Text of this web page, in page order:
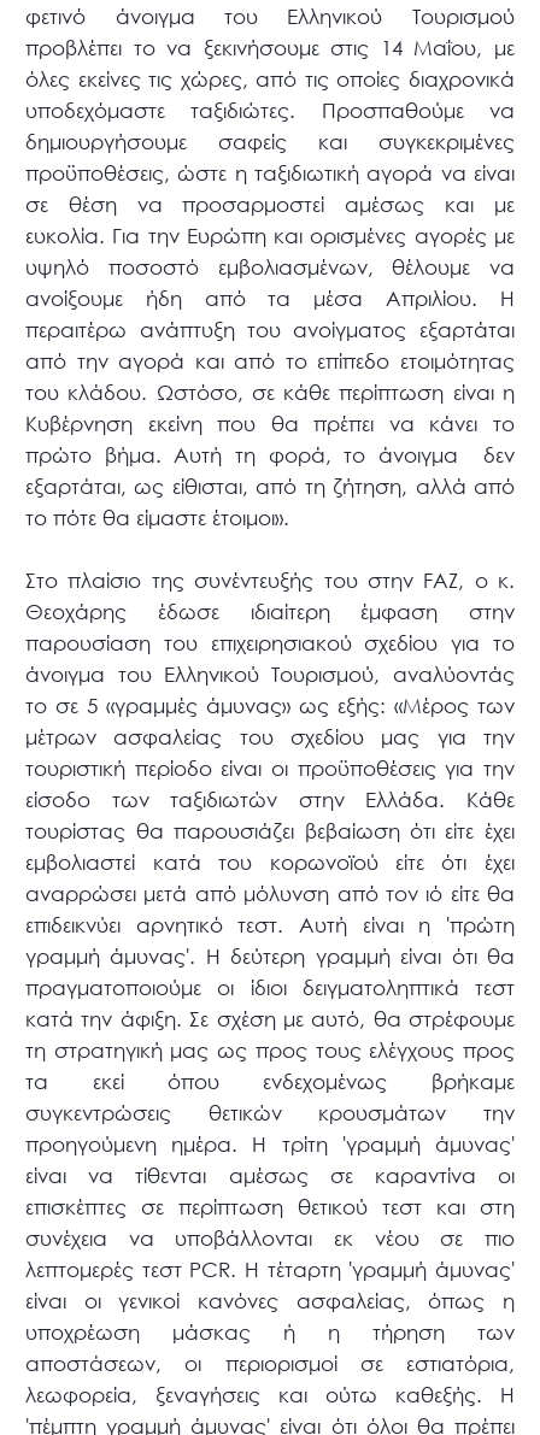
φετινό άνοιγμα του Ελληνικού Τουρισμού
προβλέπει το να ξεκινήσουμε στις 14 Μαΐου, με
όλες εκείνες τις χώρες, από τις οποίες διαχρονικά
υποδεχόμαστε ταξιδιώτες. Προσπαθούμε να
δημιουργήσουμε σαφείς και συγκεκριμένες
προϋποθέσεις, ώστε η ταξιδιωτική αγορά να είναι
σε θέση να προσαρμοστεί αμέσως και με
ευκολία. Για την Ευρώπη και ορισμένες αγορές με
υψηλό ποσοστό εμβολιασμένων, θέλουμε να
ανοίξουμε ήδη από τα μέσα Απριλίου. Η
περαιτέρω ανάπτυξη του ανοίγματος εξαρτάται
από την αγορά και από το επίπεδο ετοιμότητας
του κλάδου. Ωστόσο, σε κάθε περίπτωση είναι η
Κυβέρνηση εκείνη που θα πρέπει να κάνει το
πρώτο βήμα. Αυτή τη φορά, το άνοιγμα δεν
εξαρτάται, ως είθισται, από τη ζήτηση, αλλά από
το πότε θα είμαστε έτοιμοι».
Στο πλαίσιο της συνέντευξής του στην FAZ, ο κ.
Θεοχάρης έδωσε ιδιαίτερη έμφαση στην
παρουσίαση του επιχειρησιακού σχεδίου για το
άνοιγμα του Ελληνικού Τουρισμού, αναλύοντάς
το σε 5 «γραμμές άμυνας» ως εξής: «Μέρος των
μέτρων ασφαλείας του σχεδίου μας για την
τουριστική περίοδο είναι οι προϋποθέσεις για την
είσοδο των ταξιδιωτών στην Ελλάδα. Κάθε
τουρίστας θα παρουσιάζει βεβαίωση ότι είτε έχει
εμβολιαστεί κατά του κορωνοϊού είτε ότι έχει
αναρρώσει μετά από μόλυνση από τον ιό είτε θα
επιδεικνύει αρνητικό τεστ. Αυτή είναι η 'πρώτη
γραμμή άμυνας'. Η δεύτερη γραμμή είναι ότι θα
πραγματοποιούμε οι ίδιοι δειγματοληπτικά τεστ
κατά την άφιξη. Σε σχέση με αυτό, θα στρέφουμε
τη στρατηγική μας ως προς τους ελέγχους προς
τα εκεί όπου ενδεχομένως βρήκαμε
συγκεντρώσεις θετικών κρουσμάτων την
προηγούμενη ημέρα. Η τρίτη 'γραμμή άμυνας'
είναι να τίθενται αμέσως σε καραντίνα οι
επισκέπτες σε περίπτωση θετικού τεστ και στη
συνέχεια να υποβάλλονται εκ νέου σε πιο
λεπτομερές τεστ PCR. Η τέταρτη 'γραμμή άμυνας'
είναι οι γενικοί κανόνες ασφαλείας, όπως η
υποχρέωση μάσκας ή η τήρηση των
αποστάσεων, οι περιορισμοί σε εστιατόρια,
λεωφορεία, ξεναγήσεις και ούτω καθεξής. Η
'πέμπτη γραμμή άμυνας' είναι ότι όλοι θα πρέπει